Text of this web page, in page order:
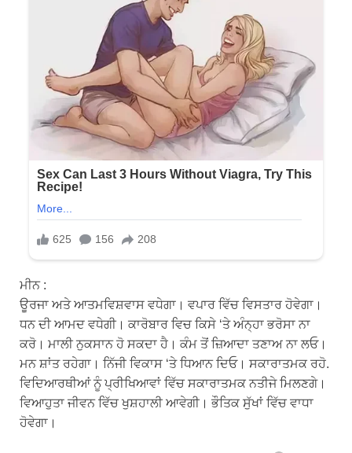
ਮੀਨ :
ਊਰਜਾ ਅਤੇ ਆਤਮਵਿਸ਼ਵਾਸ ਵਧੇਗਾ। ਵਪਾਰ ਵਿੱਚ ਵਿਸਤਾਰ ਹੋਵੇਗਾ।
ਧਨ ਦੀ ਆਮਦ ਵਧੇਗੀ। ਕਾਰੋਬਾਰ ਵਿਚ ਕਿਸੇ ‘ਤੇ ਅੰਨ੍ਹਾ ਭਰੋਸਾ ਨਾ
ਕਰੋ। ਮਾਲੀ ਨੁਕਸਾਨ ਹੋ ਸਕਦਾ ਹੈ। ਕੰਮ ਤੋਂ ਜ਼ਿਆਦਾ ਤਣਾਅ ਨਾ ਲਓ।
ਮਨ ਸ਼ਾਂਤ ਰਹੇਗਾ। ਨਿੱਜੀ ਵਿਕਾਸ ‘ਤੇ ਧਿਆਨ ਦਿਓ। ਸਕਾਰਾਤਮਕ ਰਹੋ.
ਵਿਦਿਆਰਥੀਆਂ ਨੂੰ ਪ੍ਰੀਖਿਆਵਾਂ ਵਿੱਚ ਸਕਾਰਾਤਮਕ ਨਤੀਜੇ ਮਿਲਣਗੇ।
ਵਿਆਹੁਤਾ ਜੀਵਨ ਵਿੱਚ ਖੁਸ਼ਹਾਲੀ ਆਵੇਗੀ। ਭੌਤਿਕ ਸੁੱਖਾਂ ਵਿੱਚ ਵਾਧਾ
ਹੋਵੇਗਾ।